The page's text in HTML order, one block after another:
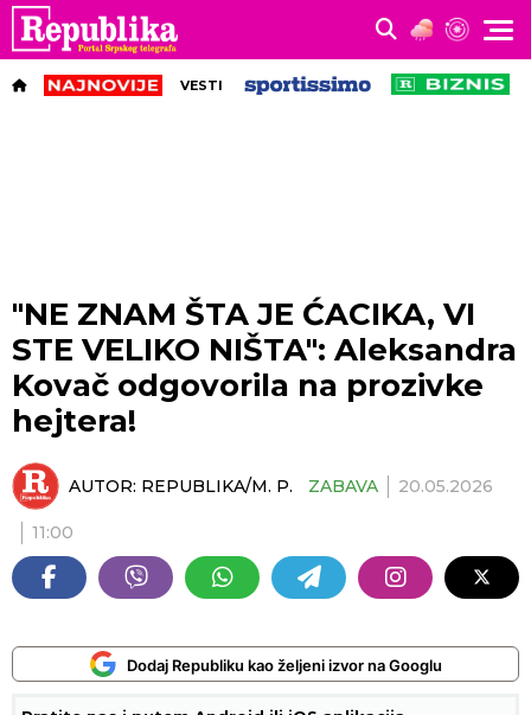
VESTI
"NE ZNAM ŠTA JE ĆACIKA, VI
STE VELIKO NIŠTA": Aleksandra
Kovač odgovorila na prozivke
hejtera!
AUTOR: REPUBLIKA/M. P. ZABAVA 20.05.2026
11:00
Dodaj Republiku kao željeni izvor na Googlu